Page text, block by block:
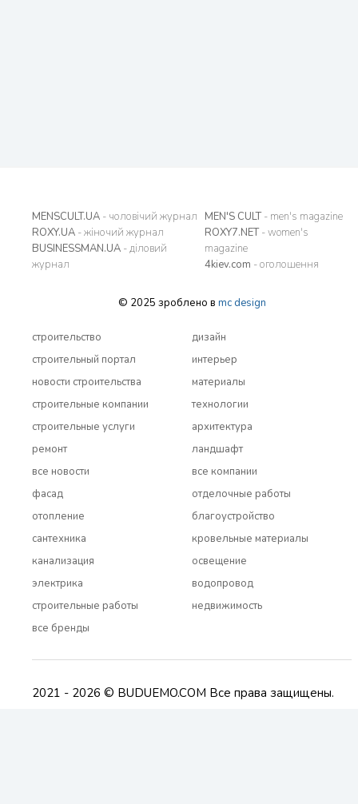
MENSCULT.UA - чоловічий журнал
ROXY.UA - жіночий журнал
BUSINESSMAN.UA - діловий
журнал
MEN'S CULT- men's magazine
ROXY7.NET- women's
magazine
4kiev.com - оголошення
© 2025 зроблено в mc design
строительство
строительный портал
новости строительства
строительные компании
строительные услуги
ремонт
все новости
дизайн
интерьер
материалы
технологии
архитектура
ландшафт
все компании
фасад
отопление
сантехника
канализация
электрика
строительные работы
все бренды
отделочные работы
благоустройство
кровельные материалы
освещение
водопровод
недвижимость
2021 - 2026 © BUDUEMO.COM Все права защищены.